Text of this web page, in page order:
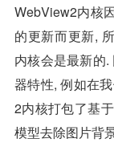
WebView2内核
的更新而更新,
内核会是最新的
器特性, 例如在
2内核打包了基
模型去除图片背